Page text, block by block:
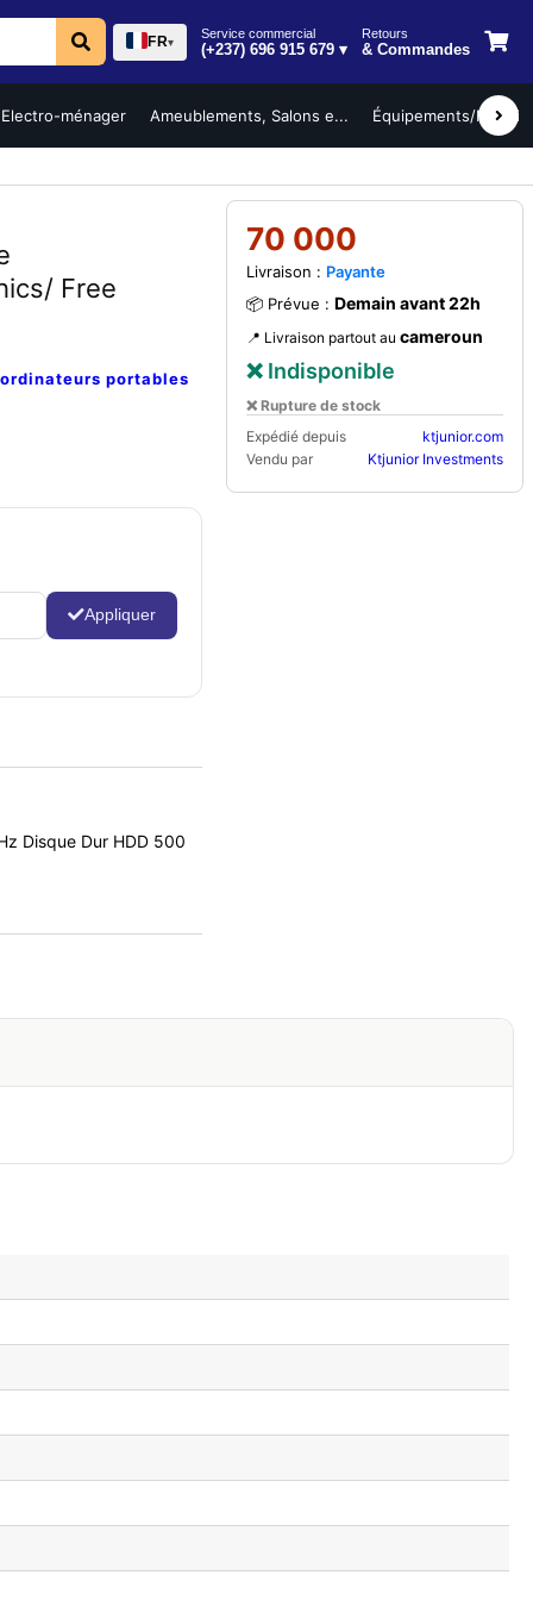
FR▾
Service commercial
(+237) 696 915 679 ▾
Retours
& Commandes
Electro-ménager Ameublements, Salons e... Équipements/
Free
ordinateurs portables
Appliquer
Disque Dur HDD 500
70 000
Livraison : Payante
📦 Prévue : Demain avant 22h
📍 Livraison partout au cameroun
❌ Indisponible
❌ Rupture de stock
Expédié depuis
ktjunior.com
Vendu par
Ktjunior Investments